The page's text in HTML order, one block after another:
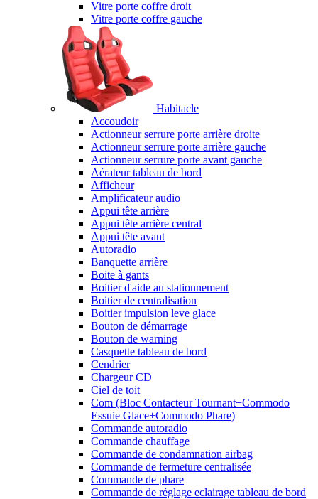
Vitre porte coffre droit
Vitre porte coffre gauche
Habitacle
Accoudoir
Actionneur serrure porte arrière droite
Actionneur serrure porte arrière gauche
Actionneur serrure porte avant gauche
Aérateur tableau de bord
Afficheur
Amplificateur audio
Appui tête arrière
Appui tête arrière central
Appui tête avant
Autoradio
Banquette arrière
Boite à gants
Boitier d'aide au stationnement
Boitier de centralisation
Boitier impulsion leve glace
Bouton de démarrage
Bouton de warning
Casquette tableau de bord
Cendrier
Chargeur CD
Ciel de toit
Com (Bloc Contacteur Tournant+Commodo
Essuie Glace+Commodo Phare)
Commande autoradio
Commande chauffage
Commande de condamnation airbag
Commande de fermeture centralisée
Commande de phare
Commande de réglage eclairage tableau de bord